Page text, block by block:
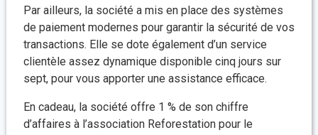
Par ailleurs, la société a mis en place des systèmes
de paiement modernes pour garantir la sécurité de vos
transactions. Elle se dote également d’un service
clientèle assez dynamique disponible cinq jours sur
sept, pour vous apporter une assistance efficace.
En cadeau, la société offre 1 % de son chiffre
d’affaires à l’association Reforestation pour le